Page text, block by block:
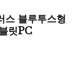
스 블루투스형
릿PC